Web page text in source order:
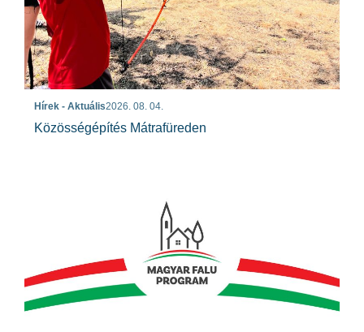
Hírek - Aktuális2026. 08. 04.
Közösségépítés Mátrafüreden